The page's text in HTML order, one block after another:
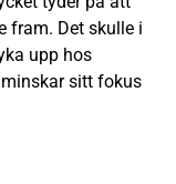
fram. Det skulle i
upp hos
sitt fokus